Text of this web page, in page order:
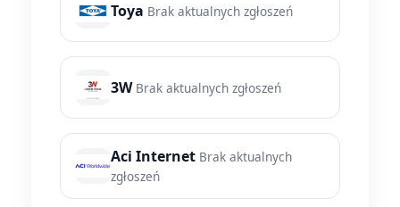
Toya Brak aktualnych zgłoszeń
3W Brak aktualnych zgłoszeń
Aci Internet Brak aktualnych
zgłoszeń